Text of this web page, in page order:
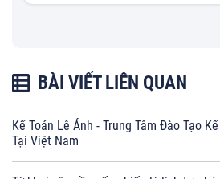
BÀI VIẾT LIÊN QUAN
Kế Toán Lê Ánh - Trung Tâm Đào Tạo
Tại Việt Nam